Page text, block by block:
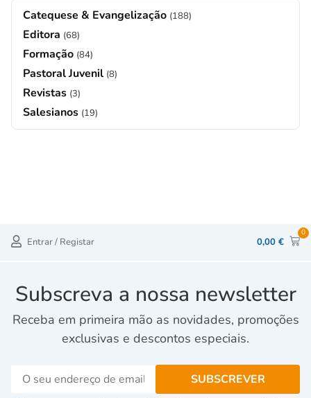
Catequese & Evangelização (188)
Editora (68)
Formação (84)
Pastoral Juvenil (8)
Revistas (3)
Salesianos (19)
Entrar / Registar 0,00 €
0
Subscreva a nossa newsletter
Receba em primeira mão as novidades, promoções
exclusivas e descontos especiais.